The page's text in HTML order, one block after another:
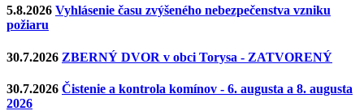
5.8.2026 Vyhlásenie času zvýšeného nebezpečenstva vzniku
požiaru
30.7.2026 ZBERNÝ DVOR v obci Torysa - ZATVORENÝ
30.7.2026 Čistenie a kontrola komínov - 6. augusta a 8. augusta
2026